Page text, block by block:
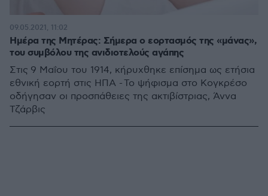
Ημέρα της Μητέρας: Σήμερα ο εορτασμός της «μάνας»,
του συμβόλου της ανιδιοτελούς αγάπης
Στις 9 Μαΐου του 1914, κήρυχθηκε επίσημα ως ετήσια
εθνική εορτή στις ΗΠΑ - Το ψήφισμα στο Κογκρέσο
οδήγησαν οι προσπάθειες της ακτιβίστριας, Άννα
Τζάρβις
09.05.2021, 11:02